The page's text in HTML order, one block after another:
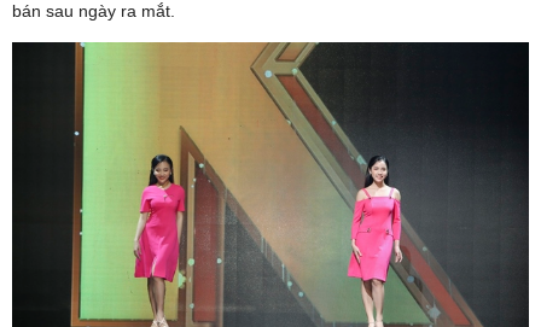
bán sau ngày ra mắt.